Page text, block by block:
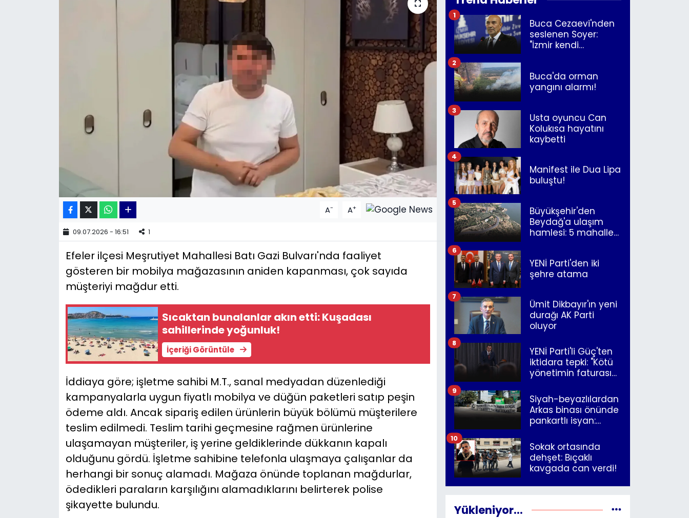
A- A+
09.07.2026 - 16:51 1
Efeler ilçesi Meşrutiyet Mahallesi Batı Gazi Bulvarı'nda faaliyet
gösteren bir mobilya mağazasının aniden kapanması, çok sayıda
müşteriyi mağdur etti.
Sıcaktan bunalanlar akın etti: Kuşadası
sahillerinde yoğunluk!
İçeriği Görüntüle
İddiaya göre; işletme sahibi M.T., sanal medyadan düzenlediği
kampanyalarla uygun fiyatlı mobilya ve düğün paketleri satıp peşin
ödeme aldı. Ancak sipariş edilen ürünlerin büyük bölümü müşterilere
teslim edilmedi. Teslim tarihi geçmesine rağmen ürünlerine
ulaşamayan müşteriler, iş yerine geldiklerinde dükkanın kapalı
olduğunu gördü. İşletme sahibine telefonla ulaşmaya çalışanlar da
herhangi bir sonuç alamadı. Mağaza önünde toplanan mağdurlar,
ödedikleri paraların karşılığını alamadıklarını belirterek polise
şikayette bulundu.
Buca Cezaevi'nden
seslenen Soyer:
"İzmir kendi
1
Buca'da orman
yangını alarmı!
2
Usta oyuncu Can
Kolukısa hayatını
kaybetti
3
Manifest ile Dua Lipa
buluştu!
4
Büyükşehir'den
Beydağ'a ulaşım
hamlesi: 5 mahalle
5
YENİ Parti'den iki
şehre atama
6
Ümit Dikbayır'ın yeni
durağı AK Parti
oluyor
7
YENİ Parti'li Güç'ten
iktidara tepki: "Kötü
yönetimin faturasını
8
Siyah-beyazlılardan
Arkas binası önünde
pankartlı isyan:
İzmir"
9
Sokak ortasında
dehşet: Bıçaklı
kavgada can verdi!
10
Yükleniyor...
TEKNOLOJİ
Yaşam
YEREL POLİTİKA
YEREL YÖNETİMLER